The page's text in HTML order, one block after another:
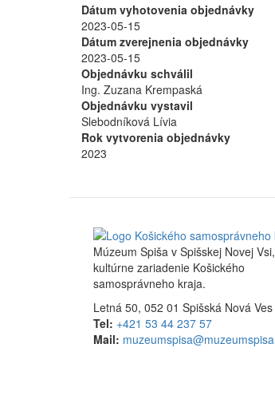
Dátum vyhotovenia objednávky
2023-05-15
Dátum zverejnenia objednávky
2023-05-15
Objednávku schválil
Ing. Zuzana Krempaská
Objednávku vystavil
Slebodníková Lívia
Rok vytvorenia objednávky
2023
Múzeum Spiša v Spišskej Novej Vsi,
kultúrne zariadenie Košického
samosprávneho kraja.
Letná 50, 052 01 Spišská Nová Ves
Tel: +421 53 44 237 57
Mail: